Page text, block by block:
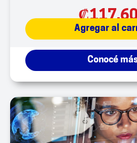
₡
Agregar al
Conocé